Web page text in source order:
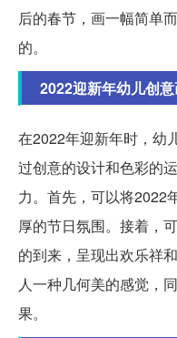
后的春节，画一幅简单
的。
2022迎新年幼儿创
在2022年迎新年时，幼
过创意的设计和色彩的
力。首先，可以将2022
厚的节日氛围。接着，
的到来，呈现出欢乐祥
人一种几何美的感觉，
果。